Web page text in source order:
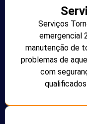
Serviços
emergencial
manutenção de
problemas de
com